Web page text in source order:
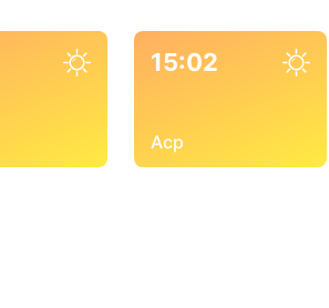
15:02
Аср